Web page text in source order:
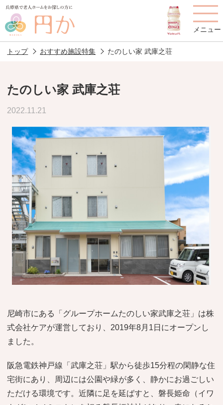
メニュー
探す
施設選びのポイント 施設をお探しの方へ
老人ホームの種類 よくあるご質問
スタッフ紹介
相談者様の声 お役立ち情報
おすすめ施設特集 施設関係者の方へ
トップ おすすめ施設特集 たのしい家 武庫之荘
たのしい家 武庫之荘
2022.11.21
尼崎市にある「グループホームたのしい家武庫之荘」は株
式会社ケアが運営しており、2019年8月1日にオープンし
ました。
阪急電鉄神戸線「武庫之荘」駅から徒歩15分程の閑静な住
宅街にあり、周辺には公園や緑が多く、静かにお過ごしい
ただける環境です。近隣に足を延ばすと、磐長姫命（イワ